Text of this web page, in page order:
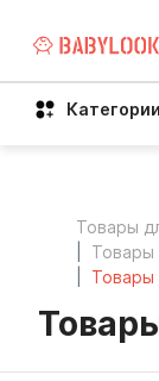
Категории
Товары
Товары
Товары